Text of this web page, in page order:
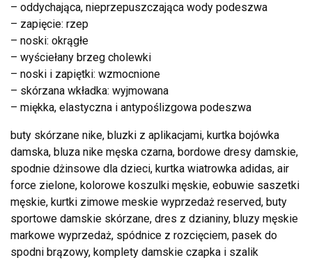
– oddychająca, nieprzepuszczająca wody podeszwa
– zapięcie: rzep
– noski: okrągłe
– wyściełany brzeg cholewki
– noski i zapiętki: wzmocnione
– skórzana wkładka: wyjmowana
– miękka, elastyczna i antypoślizgowa podeszwa
buty skórzane nike, bluzki z aplikacjami, kurtka bojówka
damska, bluza nike męska czarna, bordowe dresy damskie,
spodnie dżinsowe dla dzieci, kurtka wiatrowka adidas, air
force zielone, kolorowe koszulki męskie, eobuwie saszetki
męskie, kurtki zimowe meskie wyprzedaż reserved, buty
sportowe damskie skórzane, dres z dzianiny, bluzy męskie
markowe wyprzedaż, spódnice z rozcięciem, pasek do
spodni brązowy, komplety damskie czapka i szalik